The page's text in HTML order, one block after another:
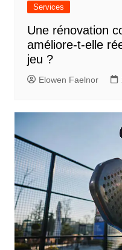
Services
Une rénovation
améliore-t-elle
jeu ?
Elowen Faelnor